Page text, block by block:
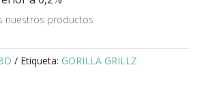
nuestros productos
Etiqueta: GORILLA GRILLZ